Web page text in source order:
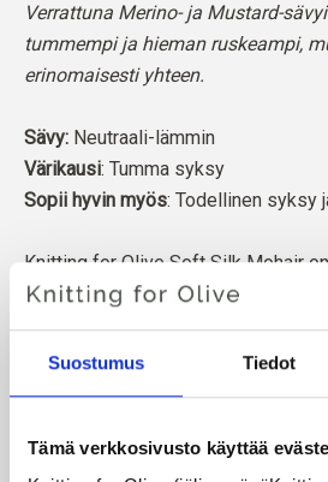
Suostumus Tiedot
Tämä verkkosivusto käyttää
Verrattuna Merino- ja Mustard-
tummempi ja hieman ruskeampi,
erinomaisesti yhteen.
Sävy: Neutraali-lämmin
Värikausi: Tumma syksy
Sopii hyvin myös: Todellinen syksy
Knitting for Olive Soft Silk Mohair
hienointa Kid Mohairia ja Mulberry-
Mohair on peräisin Etelä-Afrikassa
tarkoittaa, että tiedämme tarkalleen,